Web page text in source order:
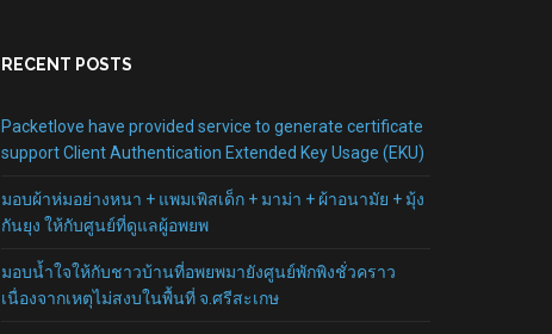
RECENT POSTS
Packetlove have provided service to generate certificate
support Client Authentication Extended Key Usage (EKU)
มอบผ้าห่มอย่างหนา + แพมเพิสเด็ก + มาม่า + ผ้าอนามัย + มุ้ง
กันยุง ให้กับศูนย์ที่ดูแลผู้อพยพ
มอบน้ำใจให้กับชาวบ้านที่อพยพมายังศูนย์พักพิงชั่วคราว
เนื่องจากเหตุไม่สงบในพื้นที่ จ.ศรีสะเกษ